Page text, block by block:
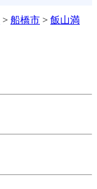
> 船橋市 > 飯山満